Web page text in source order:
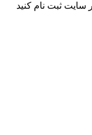
ثبت نام کنید